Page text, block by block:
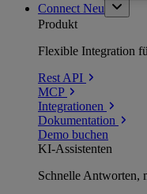
Connect Neu
Produkt
Flexible Integration
Rest API
MCP
Integrationen
Dokumentation
Demo buchen
KI-Assistenten
Schnelle Antworten,